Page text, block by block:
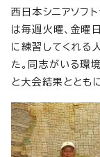
西日本シニアソフ
は毎週火曜、金曜
に練習してくれる
た。同志がいる環
と大会結果ととも